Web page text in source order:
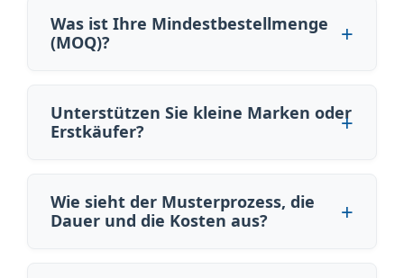
Was ist Ihre Mindestbestellmenge
(MOQ)?
Unterstützen Sie kleine Marken oder
Erstkäufer?
Wie sieht der Musterprozess, die
Dauer und die Kosten aus?